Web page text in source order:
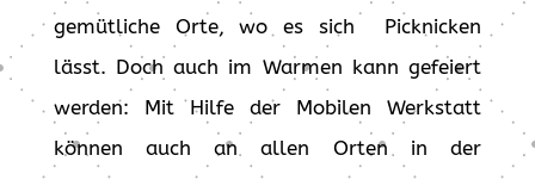
gemütliche Orte, wo es sich Picknicken
lässt. Doch auch im Warmen kann gefeiert
werden: Mit Hilfe der Mobilen Werkstatt
können auch an allen Orten in der